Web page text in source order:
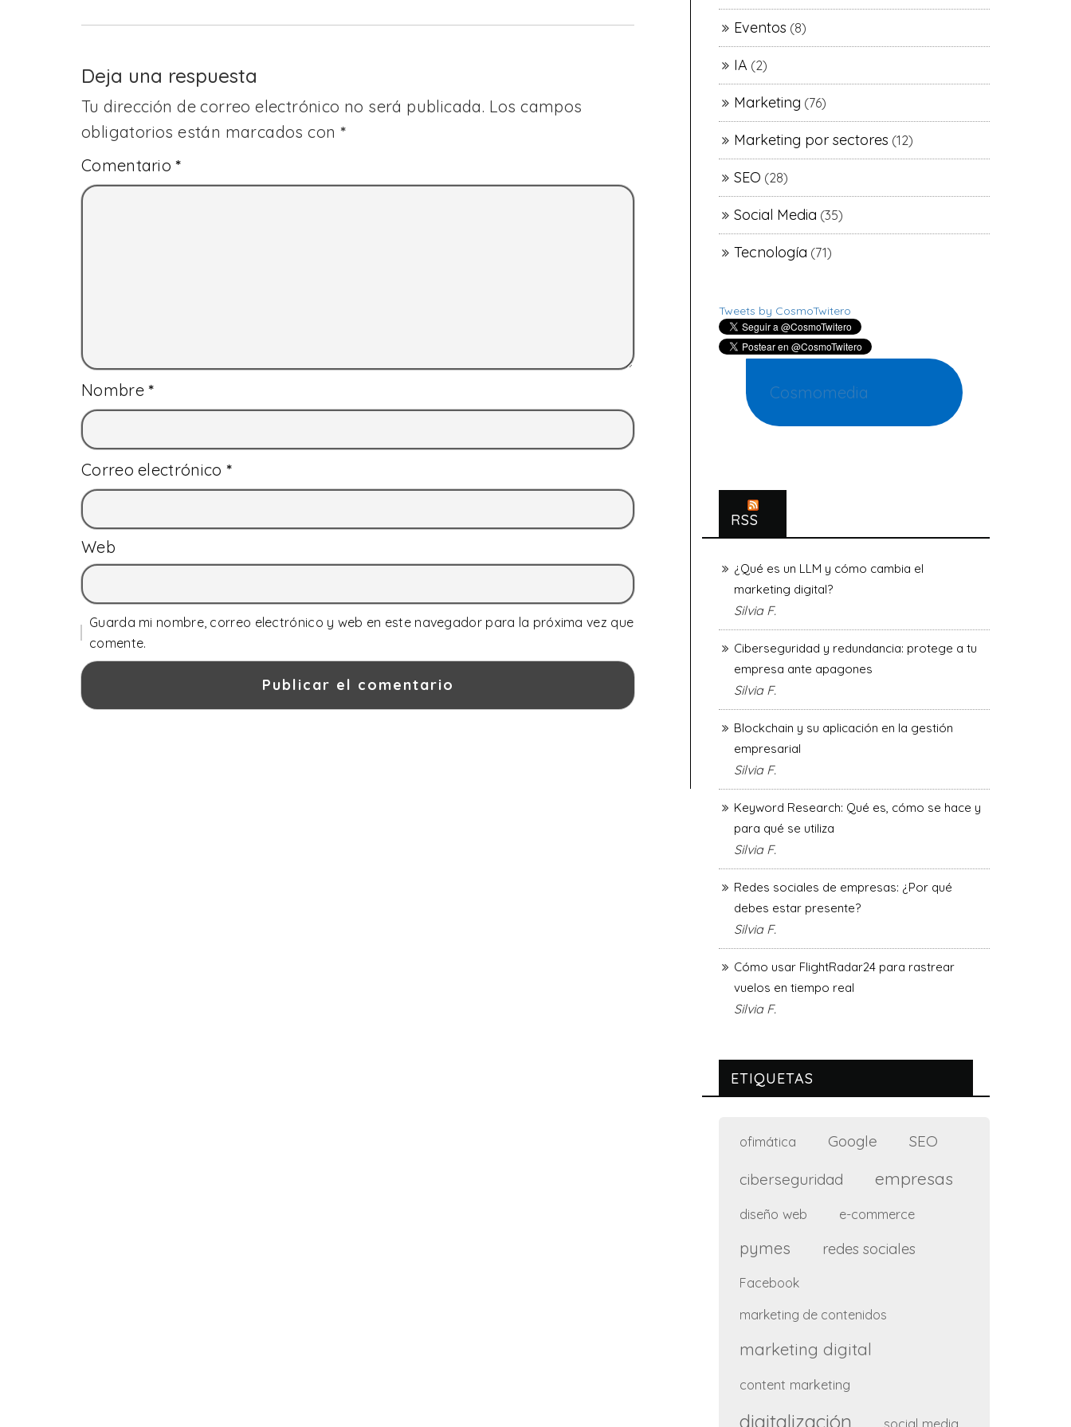
Deja una respuesta
Tu dirección de correo electrónico no será publicada. Los campos
obligatorios están marcados con *
Comentario*
Nombre*
Correo electrónico *
Web
Guarda mi nombre, correo electrónico y web en este navegador para la próxima vez que
comente.
Eventos (8)
IA (2)
Marketing (76)
Marketing por sectores (12)
SEO (28)
Social Media (35)
Tecnología (71)
Tweets by CosmoTwitero
Cosmomedia
RSS
¿Qué es un LLM y cómo cambia el
marketing digital?
Silvia F.
Ciberseguridad y redundancia: protege a tu
empresa ante apagones
Silvia F.
Blockchain y su aplicación en la gestión
empresarial
Silvia F.
Keyword Research: Qué es, cómo se hace y
para qué se utiliza
Silvia F.
Redes sociales de empresas: ¿Por qué
debes estar presente?
Silvia F.
Cómo usar FlightRadar24 para rastrear
vuelos en tiempo real
Silvia F.
ETIQUETAS
ofimática Google
SEO
ciberseguridad
empresas
diseño web e-commerce
pymes redes sociales
Facebook
marketing de contenidos
marketing digital
content marketing
digitalización social media